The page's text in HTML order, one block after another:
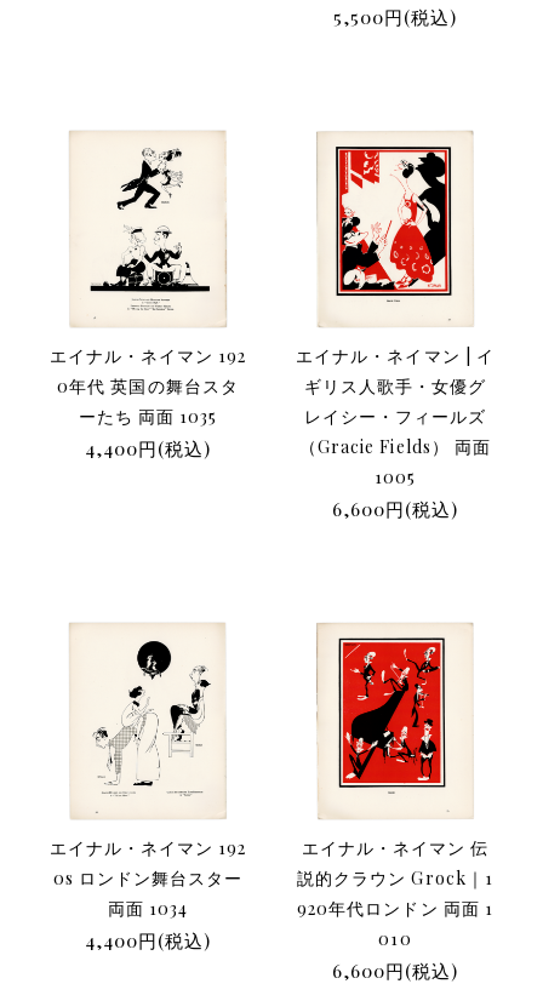
5,500円(税込)
エイナル・ネイマン 192
0年代 英国の舞台スタ
ーたち 両面 1035
4,400円(税込)
エイナル・ネイマン | イ
ギリス人歌手・女優グ
レイシー・フィールズ
（Gracie Fields） 両面
1005
6,600円(税込)
エイナル・ネイマン 192
0s ロンドン舞台スター
両面 1034
4,400円(税込)
エイナル・ネイマン 伝
説的クラウン Grock｜1
920年代ロンドン 両面 1
010
6,600円(税込)